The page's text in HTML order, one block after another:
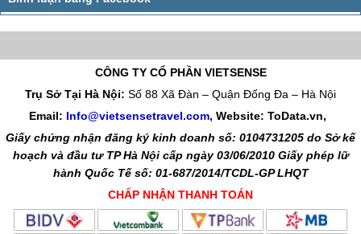
CÔNG TY CỔ PHẦN VIETSENSE
Trụ Sở Tại Hà Nội: Số 88 Xã Đàn – Quận Đống Đa – Hà Nội
Email: Info@vietsensetravel.com, Website: ToData.vn,
Giấy chứng nhận đăng ký kinh doanh số: 0104731205 do Sở kế
hoạch và đầu tư TP Hà Nội cấp ngày 03/06/2010 Giấy phép lữ
hành Quốc Tế số: 01-687/2014/TCDL-GP LHQT
CHẤP NHẬN THANH TOÁN